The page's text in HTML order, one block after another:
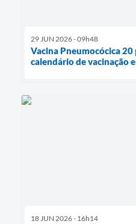
29 JUN 2026 - 09h48
Vacina Pneumocócica 20
calendário de vacinação
18 JUN 2026 - 16h14